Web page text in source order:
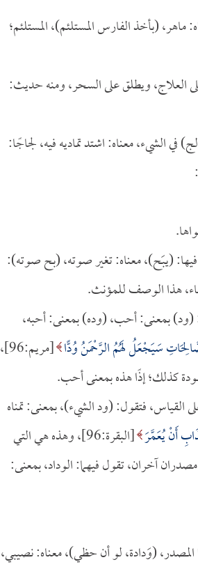
ماهر، (بأخذ الفارس المستلئم)، المستلئم؛
العلاج، ويطلق على السحر، ومنه حديث:
الشيء، معناه: اشتد تماديه فيه، لجاجًا:
(يبَح)، معناه: تغير صوته، (بح صوته):
هذا الوصف للمؤنث.
بمعنى: أحب، (وده) بمعنى: أحبه،
سَيَجْعَلُ لَهُمُ الرَّحْمَنُ وُدًّا
[مريم:96]،
كذلك؛ إذًا هذه بمعنى أحب.
فتقول: (ود الشيء)، بمعنى: تمناه
أَنْ يُعَمَّرَ
[البقرة:96]، وهذه هي التي
آخران، تقول فيهما: الوداد، بمعنى:
(وَدادة، لو أن حظي)، معناه: نصيبي،